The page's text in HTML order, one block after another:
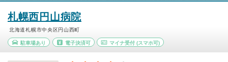
札幌西円山病院
北海道札幌市中央区円山西町
駐車場あり 電子決済可 マイナ受付 (スマホ可)